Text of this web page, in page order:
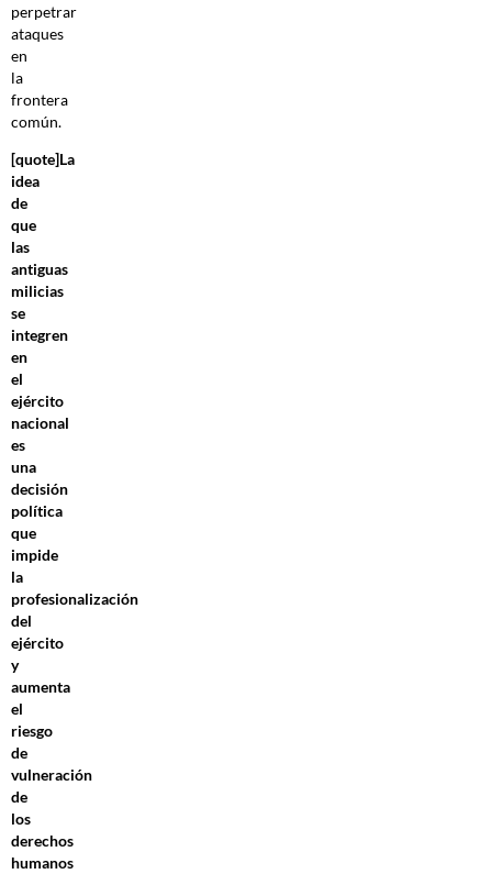
perpetrar
ataques
en
la
frontera
común.
[quote]La
idea
de
que
las
antiguas
milicias
se
integren
en
el
ejército
nacional
es
una
decisión
política
que
impide
la
profesionalización
del
ejército
y
aumenta
el
riesgo
de
vulneración
de
los
derechos
humanos